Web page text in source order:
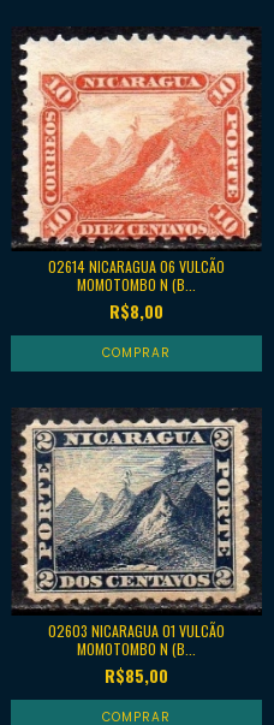
02614 NICARAGUA 06 VULCÃO
MOMOTOMBO N (B...
R$8,00
02603 NICARAGUA 01 VULCÃO
MOMOTOMBO N (B...
R$85,00